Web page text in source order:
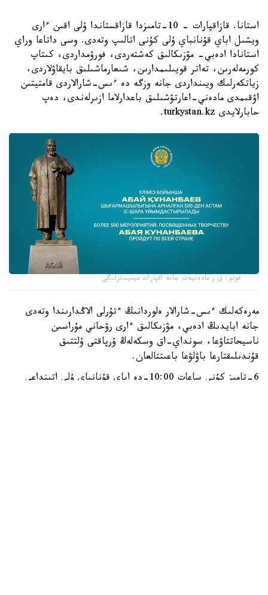
استانا. قازاقپارات – 10-تامىزدا قازاقستاندا ۇلى اقىن ءارى
ويشىل اباي قۇنانباي ۇلى كۇنى اتالىپ وتەدى. وسى داتاعا وراي
استانادا ادەبي- مۋزىكالىق كەشتەردى، فورۋمداردى، كىتاپ
كورمەلەرىن، تەاتر قويىلىمدارىن، شىعارماشىلىق بايقاۋلاردى،
زياتكەرلىك ويىنداردى جانە وزگە دە ءىس-شارالاردى قامتيتىن
اۋقىمدى مادەني-اعارتۋشىلىق باعدارلاما ازىرلەندى، دەپ
حابارلايدى turkystan.kz.
فوتو: ق ر مادەنيەت جانە اقپارات مينيسترلىگى
مەرەكەلىك ءىس-شارالار ەلوردانىڭ ءتۇرلى الاڭدارىندا وتەدى
جانە ابايدىڭ ادەبي، مۋزىكالىق ءارى رۋحاني مۇراسىن
ناسيحاتتاۋعا، سونداي-اق وسكەلەڭ ۇرپاقتى ۇلتتىق
قۇندىلىقتارعا باۋلۋعا باعىتتالعان.
6-تامىز كۇنى ساعات 10:00-دە اباي قۇنانباي ۇلى اتىنداعى